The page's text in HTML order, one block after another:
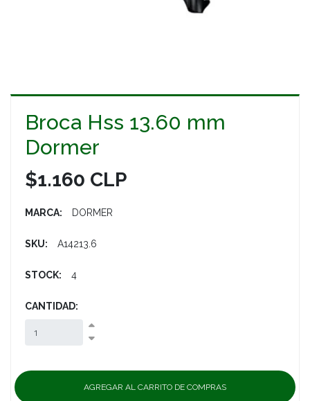
Broca Hss 13.60 mm
Dormer
$1.160 CLP
MARCA: DORMER
SKU: A14213.6
STOCK: 4
CANTIDAD: